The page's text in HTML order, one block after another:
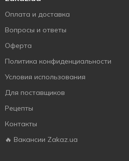
Оплата и доставка
Вопросы и ответы
Оферта
Политика конфиденциальности
Условия использования
Для поставщиков
Рецепты
Контакты
🔥 Вакансии Zakaz.ua